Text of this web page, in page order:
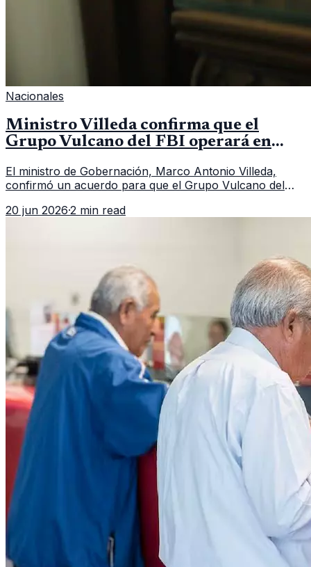
Nacionales
Ministro Villeda confirma que el
Grupo Vulcano del FBI operará en
El ministro de Gobernación, Marco Antonio Villeda,
confirmó un acuerdo para que el Grupo Vulcano del
fallido con la administración anterior del Ministerio
20 jun 2026·2 min read